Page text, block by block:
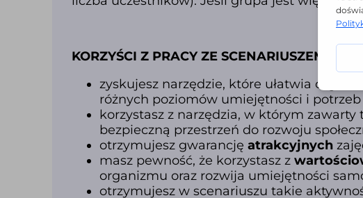
KORZYŚCI Z PRACY ZE SCENARIUSZEM
zyskujesz narzędzie, które ułatwia
różnych poziomów umiejętności i potrzeb
korzystasz z narzędzia, w którym zawarty
bezpieczną przestrzeń dorozwoju
otrzymujesz gwarancję atrakcyjnych
masz pewność, że korzystasz z
organizmu oraz rozwija umiejętności
otrzymujesz w scenariuszu takie